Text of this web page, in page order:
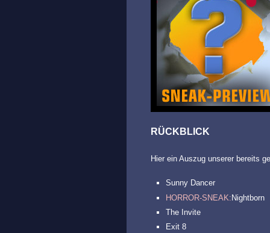
RÜCKBLICK
Hier ein Auszug unserer bereits
Sunny Dancer
HORROR-SNEAK:Nightborn
The Invite
Exit 8